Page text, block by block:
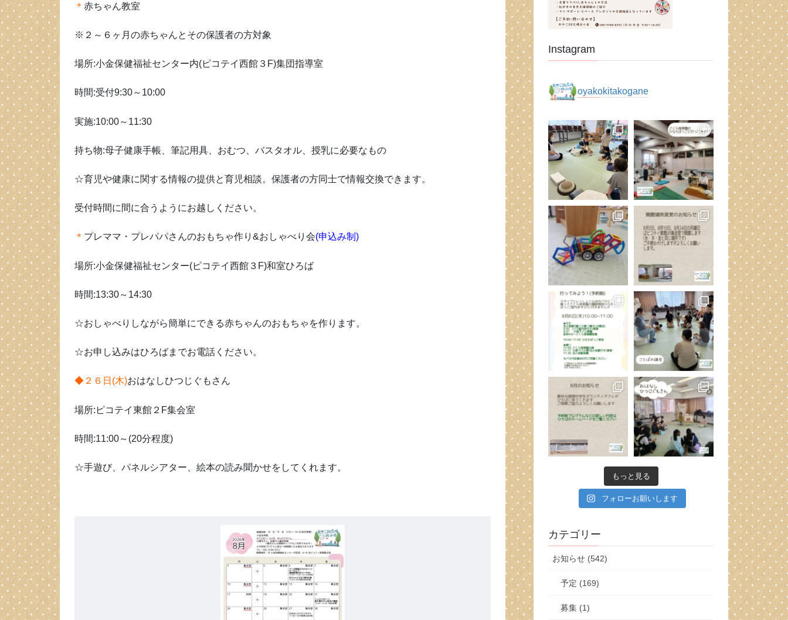
＊ 赤ちゃん教室
※２～６ヶ月の赤ちゃんとその保護者の方対象
場所:小金保健福祉センター内(ピコテイ西館３F)集団指導室
時間:受付9:30～10:00
実施:10:00～11:30
持ち物:母子健康手帳、筆記用具、おむつ、バスタオル、授乳に必要なもの
☆育児や健康に関する情報の提供と育児相談。保護者の方同士で情報交換できます。
受付時間に間に合うようにお越しください。
＊ プレママ・プレパパさんのおもちゃ作り&おしゃべり会(申込み制)
場所:小金保健福祉センター(ピコテイ西館３F)和室ひろば
時間:13:30～14:30
☆おしゃべりしながら簡単にできる赤ちゃんのおもちゃを作ります。
☆お申し込みはひろばまでお電話ください。
◆２６日(木)おはなしひつじぐもさん
場所:ピコテイ東館２F集会室
時間:11:00～(20分程度)
☆手遊び、パネルシアター、絵本の読み聞かせをしてくれます。
Instagram
oyakokitakogane
もっと見る
フォローお願いします
カテゴリー
お知らせ (542)
予定 (169)
募集 (1)